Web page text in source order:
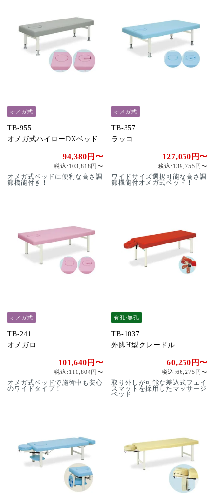
オメガ式
TB-955
オメガ式ハイローDXベッド
94,380円〜
税込:103,818円〜
オメガ式ベッドに便利な高さ調
節機能付き！
オメガ式
TB-357
ラッコ
127,050円〜
税込:139,755円〜
ワイドサイズ選択可能な高さ調
節機能付オメガ式ベッド！
オメガ式
TB-241
オメガロ
101,640円〜
税込:111,804円〜
オメガ式ベッドで施術中も安心
のワイドタイプ！
有孔/無孔
TB-1037
外脚H型クレードル
60,250円〜
税込:66,275円〜
取り外しが可能な差込式フェイ
スマットを採用したマッサージ
ベッド